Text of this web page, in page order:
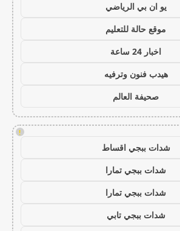
يو ان بي الرياضي
موقع حالة للتعليم
اخبار 24 ساعة
هيدب فنون وترفيه
صحيفة العالم
!
شدات ببجي اقساط
شدات ببجي تمارا
شدات ببجي تمارا
شدات ببجي تابي